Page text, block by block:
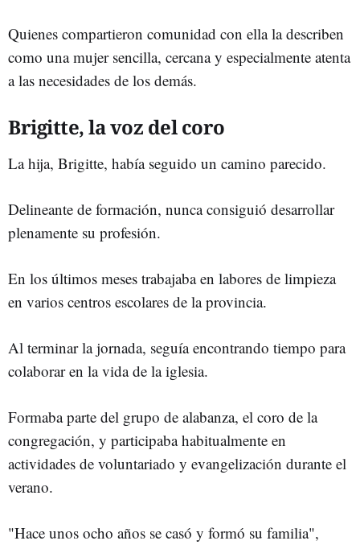
Quienes compartieron comunidad con ella la describen
como una mujer sencilla, cercana y especialmente atenta
a las necesidades de los demás.
Brigitte, la voz del coro
La hija, Brigitte, había seguido un camino parecido.
Delineante de formación, nunca consiguió desarrollar
plenamente su profesión.
En los últimos meses trabajaba en labores de limpieza
en varios centros escolares de la provincia.
Al terminar la jornada, seguía encontrando tiempo para
colaborar en la vida de la iglesia.
Formaba parte del grupo de alabanza, el coro de la
congregación, y participaba habitualmente en
actividades de voluntariado y evangelización durante el
verano.
"Hace unos ocho años se casó y formó su familia",